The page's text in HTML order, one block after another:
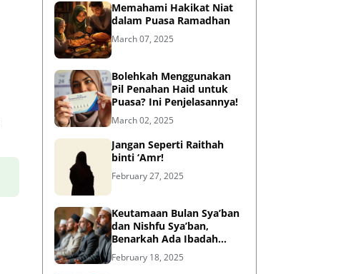
Memahami Hakikat Niat
dalam Puasa Ramadhan
March 07, 2025
Bolehkah Menggunakan
Pil Penahan Haid untuk
Puasa? Ini Penjelasannya!
March 02, 2025
Jangan Seperti Raithah
binti ‘Amr!
February 27, 2025
Keutamaan Bulan Sya’ban
dan Nishfu Sya’ban,
Benarkah Ada Ibadah
Khusus?
February 18, 2025